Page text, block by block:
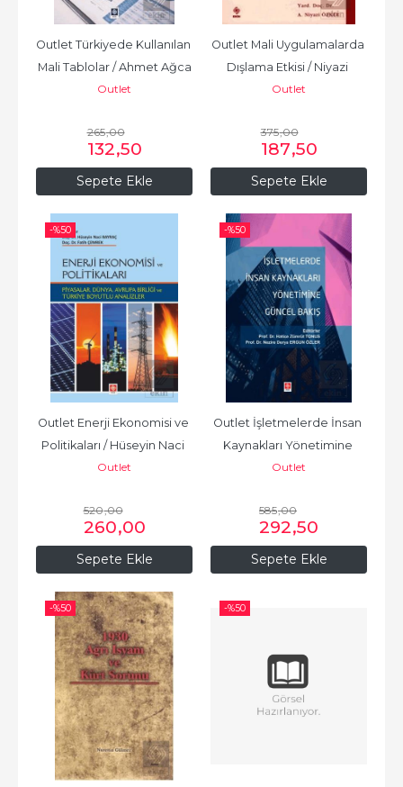
Sepete Ekle
Outlet Türkiyede Kullanılan
Mali Tablolar / Ahmet Ağca
Outlet
265,00
132,50
Sepete Ekle
Outlet Mali Uygulamalarda
Dışlama Etkisi / Niyazi
Özker
Outlet
375,00
187,50
-%50
Sepete Ekle
Outlet Enerji Ekonomisi ve
Politikaları / Hüseyin Naci
Bayraç
Outlet
520,00
260,00
-%50
Sepete Ekle
Outlet İşletmelerde İnsan
Kaynakları Yönetimine
Güncel Bakış / Hatice...
Outlet
585,00
292,50
-%50 -%50